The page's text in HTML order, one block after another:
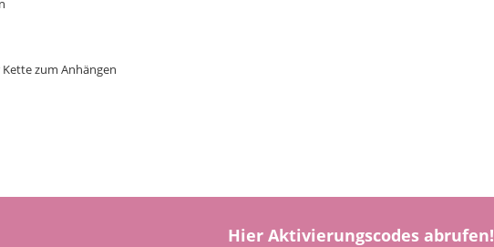
zum Anhängen
Hier Aktivierungscodes abrufen!